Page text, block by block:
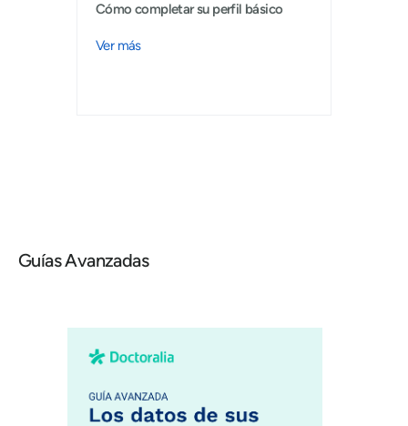
Cómo completar su perfil básico
Ver más
Guías Avanzadas